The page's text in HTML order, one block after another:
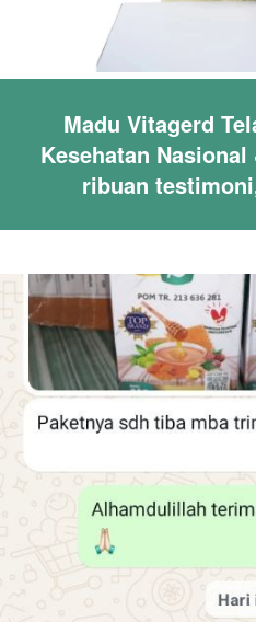
Madu Vitagerd
Kesehatan
ribuan